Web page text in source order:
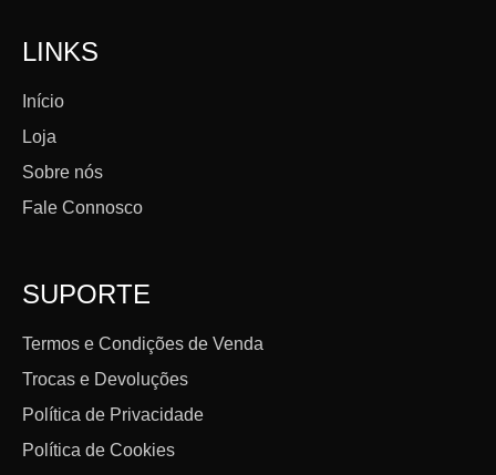
LINKS
Início
Loja
Sobre nós
Fale Connosco
SUPORTE
Termos e Condições de Venda
Trocas e Devoluções
Política de Privacidade
Política de Cookies